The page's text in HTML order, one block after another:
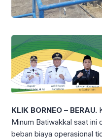
KLIK BORNEO – BERAU.
Minum Batiwakkal saat ini
beban biaya operasional